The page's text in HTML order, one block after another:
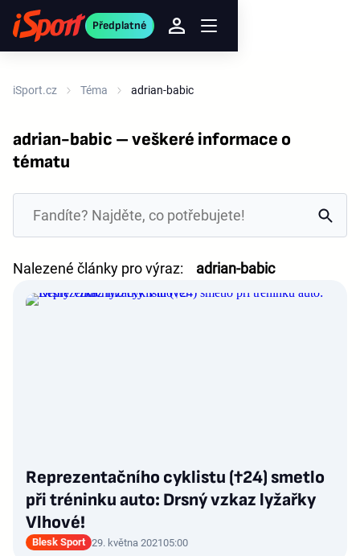
Předplatné
iSport.cz Téma adrian-babic
adrian-babic – veškeré informace o
tématu
Nalezené články pro výraz: adrian-babic
Reprezentačního cyklistu (†24) smetlo
při tréninku auto: Drsný vzkaz lyžařky
Vlhové!
Blesk Sport 29. května 202105:00